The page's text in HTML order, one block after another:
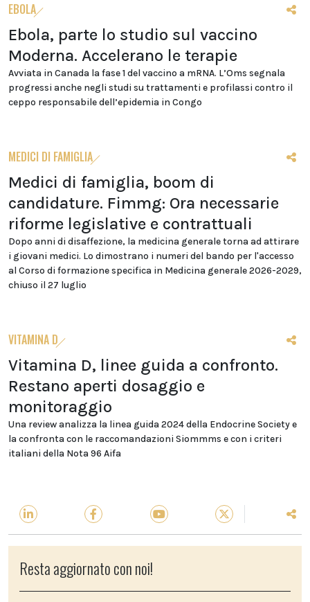
EBOLA
Ebola, parte lo studio sul vaccino
Moderna. Accelerano le terapie
Avviata in Canada la fase 1 del vaccino a mRNA. L’Oms segnala
progressi anche negli studi su trattamenti e profilassi contro il
ceppo responsabile dell’epidemia in Congo
MEDICI DI FAMIGLIA
Medici di famiglia, boom di
candidature. Fimmg: Ora necessarie
riforme legislative e contrattuali
Dopo anni di disaffezione, la medicina generale torna ad attirare
i giovani medici. Lo dimostrano i numeri del bando per l'accesso
al Corso di formazione specifica in Medicina generale 2026-2029,
chiuso il 27 luglio
VITAMINA D
Vitamina D, linee guida a confronto.
Restano aperti dosaggio e
monitoraggio
Una review analizza la linea guida 2024 della Endocrine Society e
la confronta con le raccomandazioni Siommms e con i criteri
italiani della Nota 96 Aifa
Resta aggiornato con noi!